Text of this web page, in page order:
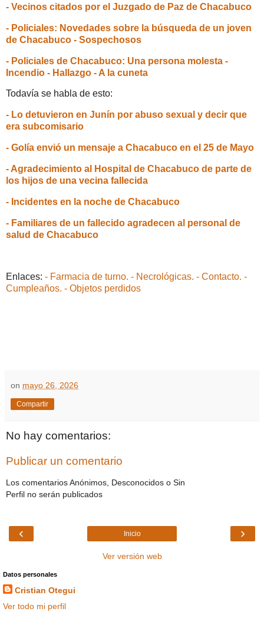
- Vecinos citados por el Juzgado de Paz de Chacabuco
- Policiales: Novedades sobre la búsqueda de un joven
de Chacabuco - Sospechosos
- Policiales de Chacabuco: Una persona molesta -
Incendio - Hallazgo - A la cuneta
Todavía se habla de esto:
- Lo detuvieron en Junín por abuso sexual y decir que
era subcomisario
- Golía envió un mensaje a Chacabuco en el 25 de Mayo
- Agradecimiento al Hospital de Chacabuco de parte de
los hijos de una vecina fallecida
- Incidentes en la noche de Chacabuco
- Familiares de un fallecido agradecen al personal de
salud de Chacabuco
Enlaces: - Farmacia de turno. - Necrológicas. - Contacto. -
Cumpleaños. - Objetos perdidos
on mayo 26, 2026
Compartir
No hay comentarios:
Publicar un comentario
Los comentarios Anónimos, Desconocidos o Sin
Perfil no serán publicados
‹ ›
Inicio
Ver versión web
Datos personales
Cristian Otegui
Ver todo mi perfil